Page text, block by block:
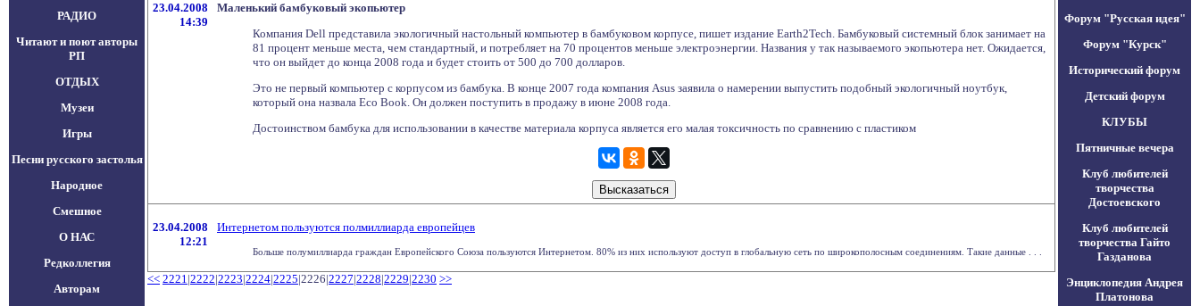
РАДИО
Читают и поют авторы
РП
ОТДЫХ
Музеи
Игры
Песни русского застолья
Народное
Смешное
О НАС
Редколлегия
Авторам
23.04.2008
14:39
Маленький бамбуковый экопьютер
Компания Dell представила экологичный настольный компьютер в бамбуковом корпусе, пишет издание Earth2Tech. Бамбуковый системный блок занимает на
81 процент меньше места, чем стандартный, и потребляет на 70 процентов меньше электроэнергии. Названия у так называемого экопьютера нет. Ожидается,
что он выйдет до конца 2008 года и будет стоить от 500 до 700 долларов.
Это не первый компьютер с корпусом из бамбука. В конце 2007 года компания Asus заявила о намерении выпустить подобный экологичный ноутбук,
который она назвала Eco Book. Он должен поступить в продажу в июне 2008 года.
Достоинством бамбука для использовании в качестве материала корпуса является его малая токсичность по сравнению с пластиком
23.04.2008
12:21
Интернетом пользуются полмиллиарда европейцев
Больше полумиллиарда граждан Европейского Союза пользуются Интернетом. 80% из них используют доступ в глобальную сеть по широкополосным соединениям. Такие данные . . .
<< 2221|2222|2223|2224|2225|2226|2227|2228|2229|2230 >>
Форум "Русская идея"
Форум "Курск"
Исторический форум
Детский форум
КЛУБЫ
Пятничные вечера
Клуб любителей
творчества
Достоевского
Клуб любителей
творчества Гайто
Газданова
Энциклопедия Андрея
Платонова